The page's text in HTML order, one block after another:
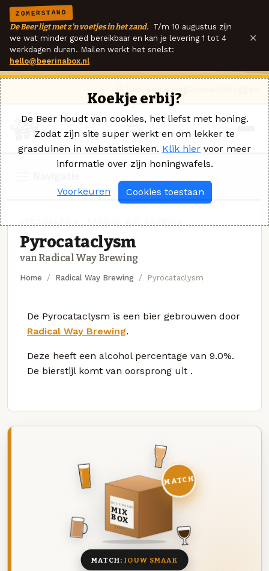
ZOMERSTAND
De Beer ligt met z'n voetjes in het zand. T/m 10 augustus zijn
we wat minder goed bereikbaar en kan je levering 1 tot 4
werkdagen duren. Mailen werkt het snelst:
hello@beerinabox.nl
×
Pyrocataclysm
van Radical Way Brewing
Home Radical Way Brewing Pyrocataclysm
De Pyrocataclysm is een bier gebrouwen door
Radical Way Brewing.
Deze heeft een alcohol percentage van 9.0%.
De bierstijl komt van oorsprong uit .
DEZE MAAND
MIX
BOX
8 BIEREN
MATCH
MATCH:JOUW SMAAK
Koekje erbij?
De Beer houdt van cookies, het liefst met honing.
Zodat zijn site super werkt en om lekker te
grasduinen in webstatistieken. Klik hier voor meer
informatie over zijn honingwafels.
Voorkeuren Cookies toestaan